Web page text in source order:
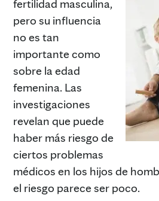
fertilidad masculina,
pero su influencia
no es tan
importante como
sobre la edad
femenina. Las
investigaciones
revelan que puede
haber más riesgo de
ciertos problemas
médicos en los hijos de
el riesgo parece ser poco.